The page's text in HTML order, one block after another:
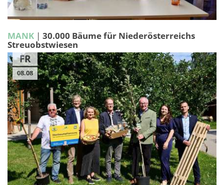
MANK | 30.000 Bäume für Niederösterreichs
Streuobstwiesen
FR
08.08